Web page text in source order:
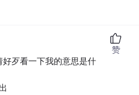
歹看一下我的意思是什
赞